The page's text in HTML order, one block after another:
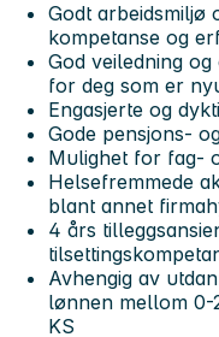
Godt arbeidsmiljø
kompetanse og
God veiledning
for deg som er
Engasjerte og
Gode pensjons-
Mulighet for fag-
Helsefremmede
blant annet
4 års
Avhengig av
lønnen mellom 0-
KS